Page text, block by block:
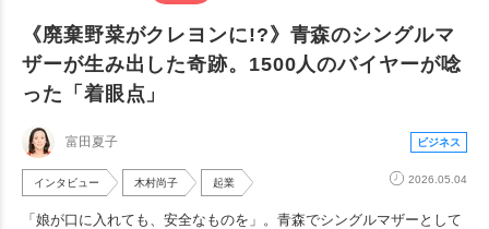
《廃棄野菜がクレヨンに!?》青森のシングルマ
ザーが生み出した奇跡。1500人のバイヤーが唸
った「着眼点」
富田夏子 ビジネス
インタビュー 木村尚子 起業 2026.05.04
「娘が口に入れても、安全なものを」。青森でシングルマザーとして